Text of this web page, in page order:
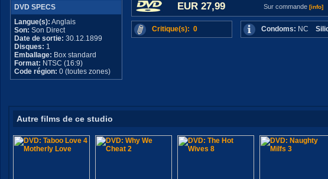
DVD SPECS
Langue(s): Anglais
Son: Son Direct
Date de sortie: 30.12.1899
Disques: 1
Emballage: Box standard
Format: NTSC (16:9)
Code région: 0 (toutes zones)
EUR 27,99 Sur commande [info]
Critique(s): 0 Condoms: NC
Autre films de ce studio